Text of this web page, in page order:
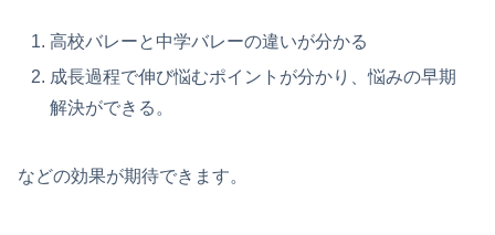
高校バレーと中学バレーの違いが分かる
成長過程で伸び悩むポイントが分かり、悩みの早期
解決ができる。
などの効果が期待できます。